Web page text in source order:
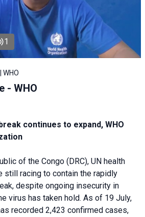
1
WHO
- WHO
continues to expand, WHO
of the Congo (DRC), UN health
still racing to contain the rapidly
despite ongoing insecurity in
virus has taken hold. As of 19 July,
recorded 2,423 confirmed cases,